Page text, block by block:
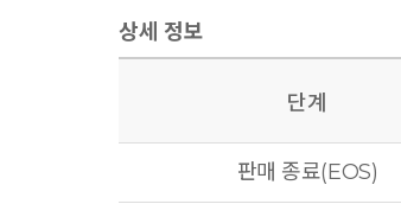
상세 정보
단계
판매 종료(EOS)